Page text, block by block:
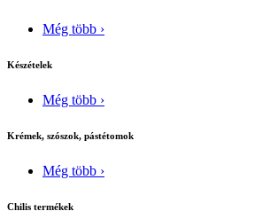
Még több ›
Készételek
Még több ›
Krémek, szószok, pástétomok
Még több ›
Chilis termékek